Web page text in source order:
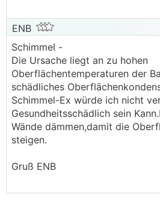
ENB
Schimmel -
Die Ursache liegt an zu hohen
Oberflächentemperaturen der
schädliches
Schimmel-Ex würde ich nicht
Gesundheitsschädlich sein
Wände dämmen,damit die
steigen.
Gruß ENB